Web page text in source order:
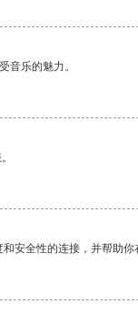
音乐的魅力。
安全性的连接，并帮助你